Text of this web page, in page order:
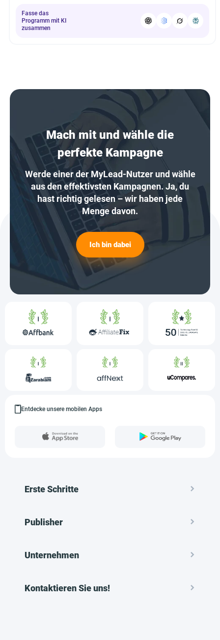
Fasse das
Programm mit KI
zusammen
Mach mit und wähle die
perfekte Kampagne
Werde einer der MyLead-Nutzer und wähle
aus den effektivsten Kampagnen. Ja, du
hast richtig gelesen – wir haben jede
Menge davon.
Ich bin dabei
Entdecke unsere mobilen Apps
Erste Schritte
Publisher
Unternehmen
Kontaktieren Sie uns!